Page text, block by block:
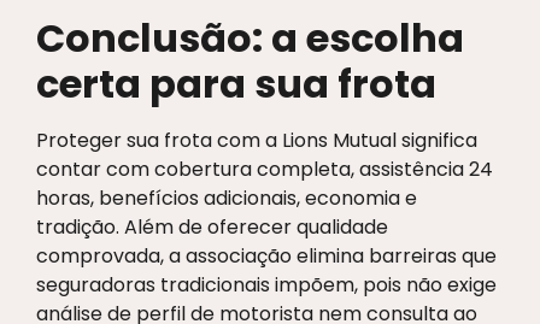
Conclusão: a escolha
certa para sua frota
Proteger sua frota com a Lions Mutual significa
contar com cobertura completa, assistência 24
horas, benefícios adicionais, economia e
tradição. Além de oferecer qualidade
comprovada, a associação elimina barreiras que
seguradoras tradicionais impõem, pois não exige
análise de perfil de motorista nem consulta ao